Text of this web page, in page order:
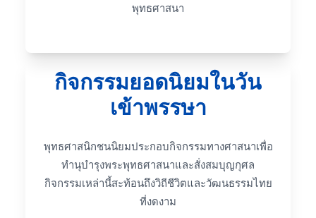
พุทธศาสนา
กิจกรรมยอดนิยมในวัน
เข้าพรรษา
พุทธศาสนิกชนนิยมประกอบกิจกรรมทางศาสนาเพื่อ
ทำนุบำรุงพระพุทธศาสนาและสั่งสมบุญกุศล
กิจกรรมเหล่านี้สะท้อนถึงวิถีชีวิตและวัฒนธรรมไทย
ที่งดงาม